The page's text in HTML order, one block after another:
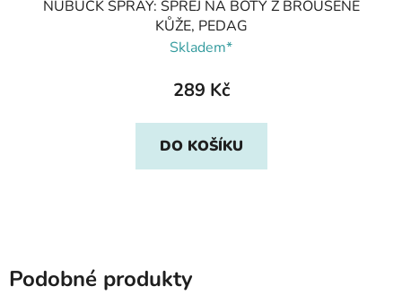
NUBUCK SPRAY: SPREJ NA BOTY Z BROUŠENÉ
KŮŽE, PEDAG
Skladem*
289 Kč
DO KOŠÍKU
Podobné produkty